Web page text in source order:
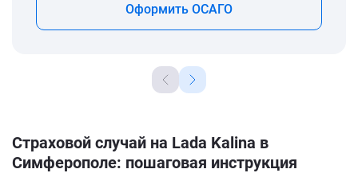
Оформить ОСАГО
Страховой случай на Lada Kalina в
Симферополе: пошаговая инструкция